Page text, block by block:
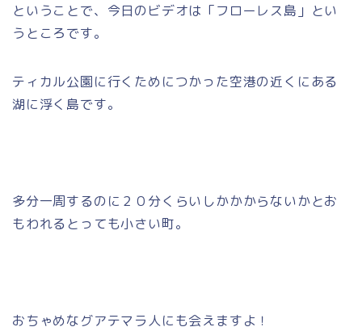
ということで、今日のビデオは「フローレス島」とい
うところです。
ティカル公園に行くためにつかった空港の近くにある
湖に浮く島です。
多分一周するのに２０分くらいしかかからないかとお
もわれるとっても小さい町。
おちゃめなグアテマラ人にも会えますよ！